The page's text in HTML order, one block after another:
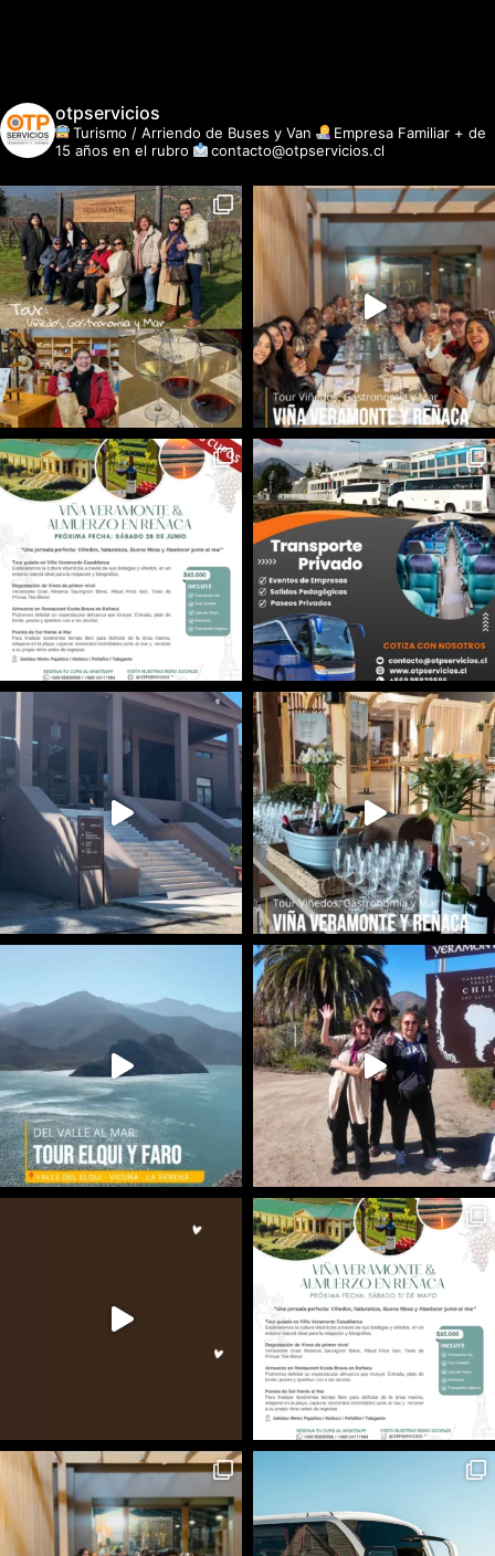
otpservicios
Turismo / Arriendo de Buses y Van
Empresa Familiar + de
15 años en el rubro
contacto@otpservicios.cl